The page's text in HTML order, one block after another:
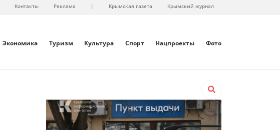
Контакты Реклама | Крымская газета Крымский журнал
Экономика Туризм Культура Спорт Нацпроекты Фото